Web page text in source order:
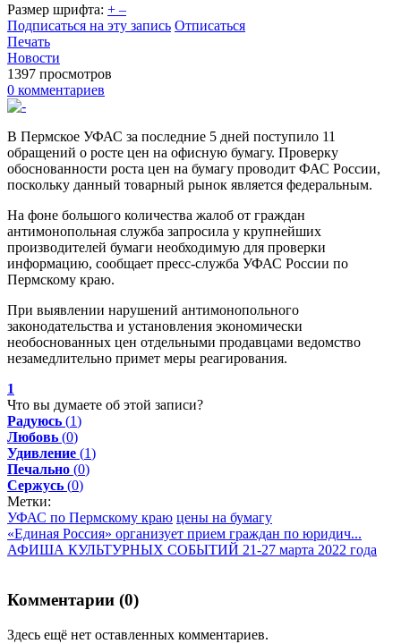
Размер шрифта: + –
Подписаться на эту запись Отписаться
Печать
Новости
1397 просмотров
0 комментариев
В Пермское УФАС за последние 5 дней поступило 11
обращений о росте цен на офисную бумагу. Проверку
обоснованности роста цен на бумагу проводит ФАС России,
поскольку данный товарный рынок является федеральным.
На фоне большого количества жалоб от граждан
антимонопольная служба запросила у крупнейших
производителей бумаги необходимую для проверки
информацию, сообщает пресс-служба УФАС России по
Пермскому краю.
При выявлении нарушений антимонопольного
законодательства и установления экономически
необоснованных цен отдельными продавцами ведомство
незамедлительно примет меры реагирования.
1
Что вы думаете об этой записи?
Радуюсь (1)
Любовь (0)
Удивление (1)
Печально (0)
Сержусь (0)
Метки:
УФАС по Пермскому краю цены на бумагу
«Единая Россия» организует прием граждан по юридич...
АФИША КУЛЬТУРНЫХ СОБЫТИЙ 21-27 марта 2022 года
Комментарии (0)
Здесь ещё нет оставленных комментариев.